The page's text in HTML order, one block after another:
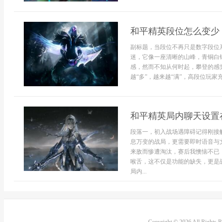
和平精英段位怎么变
副标题，当段位不再只是数字段
迷，它像一座清晰的山峰，青铜
感，然而不知从何时起，攀登的
越“多”，越来越“满”，高段位玩
和平精英局内聊天设
段落一，初入战场遇障碍记得刚
息万变的战局，更需要即时语音
来敌而惨遭淘汰，赛后我懊恼不
喉舌，这不仅是功能的缺失，更
局内...